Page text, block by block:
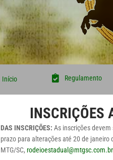
Início Regulamento
INSCRIÇÕES
DAS INSCRIÇÕES: As inscrições
prazo para alterações até 20 de
MTG/SC, rodeioestadual@mtgsc.com.br